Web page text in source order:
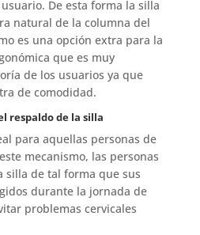
De esta forma la silla
natural de la columna del
es una opción extra para la
que es muy
de los usuarios ya que
de comodidad.
respaldo de la silla
para aquellas personas de
mecanismo, las personas
silla de tal forma que sus
durante la jornada de
problemas cervicales